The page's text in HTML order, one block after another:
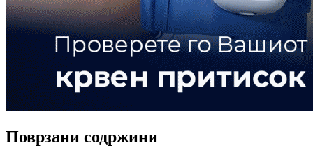
Поврзани содржини